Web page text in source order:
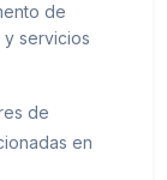
de
servicios
de
en